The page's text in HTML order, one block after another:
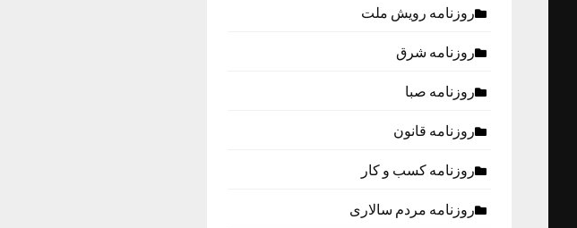
روزنامه رویش ملت
روزنامه شرق
روزنامه صبا
روزنامه قانون
روزنامه كسب و كار
روزنامه مردم سالاری